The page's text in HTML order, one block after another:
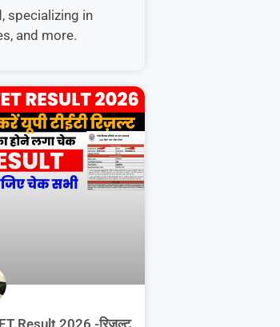
specializing in
and more.